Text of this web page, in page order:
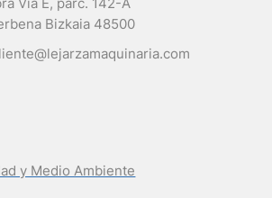
Bizkaia 48500
y Medio Ambiente